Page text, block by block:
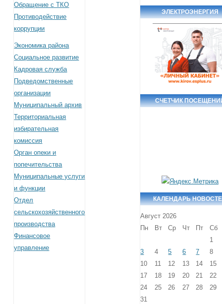
Обращение с ТКО
Противодействие
коррупции
Экономика района
Социальное развитие
Кадровая служба
Подведомственные
организации
Муниципальный архив
Территориальная
избирательная
комиссия
Орган опеки и
попечительства
Муниципальные услуги
и функции
Отдел
сельскохозяйственного
производства
Финансовое
управление
ЭЛЕКТРОЭНЕРГИЯ
СЧЕТЧИК
КАЛЕНДАРЬ
Август 2026
Пн
Вт Ср Чт Пт
Сб
1
3
4 5 6 7
8
10
11 12 13 14
15
17
18 19 20 21
22
24
25 26 27 28
29
31